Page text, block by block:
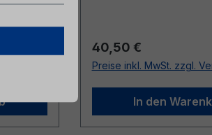
Regulärer Preis:
40,50 €
Preise inkl. MwSt. zzgl.
In den